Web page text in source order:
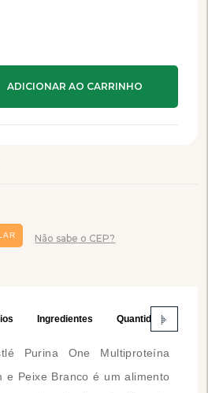
Não sabe o CEP?
Ingredientes Quantidade Diária
Purina One Multiproteína
e Peixe Branco é um alimento